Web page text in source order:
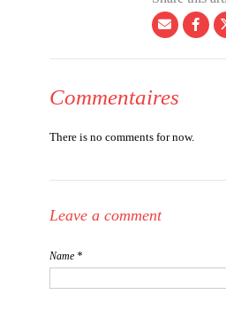
Commentaires
There is no comments for now.
Leave a comment
Name *